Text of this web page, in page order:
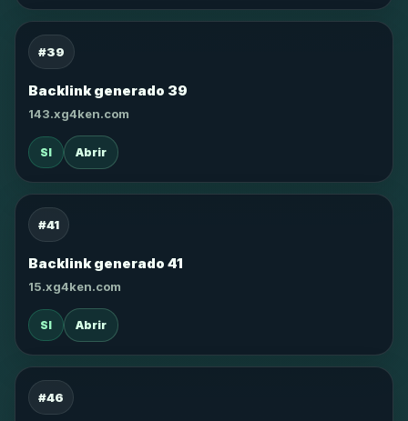
#39
Backlink generado 39
143.xg4ken.com
SI Abrir
#41
Backlink generado 41
15.xg4ken.com
SI Abrir
#46